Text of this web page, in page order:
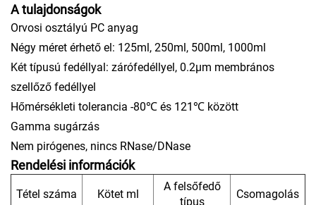
A tulajdonságok
Orvosi osztályú PC anyag
Négy méret érhető el: 125ml, 250ml, 500ml, 1000ml
Két típusú fedéllyal: zárófedéllyel, 0.2μm membrános
szellőző fedéllyel
Hőmérsékleti tolerancia -80℃ és 121℃ között
Gamma sugárzás
Nem pirógenes, nincs RNase/DNase
Rendelési információk
Tétel száma Kötet ml
A felsőfedő
típus
Csomagolás